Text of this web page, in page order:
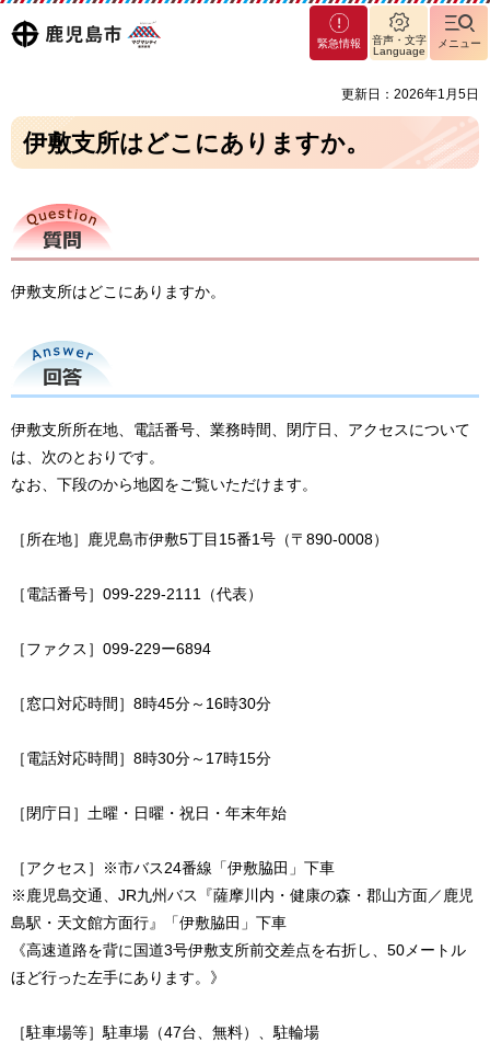
鹿児島
マグ
マシ
緊急情報
音声・文字
Language
メニュー
更新日：2026年1月5日
伊敷支所はどこにありますか。
質問
伊敷支所はどこにありますか。
回答
伊敷支所所在地、電話番号、業務時間、閉庁日、アクセスについて
は、次のとおりです。
なお、下段のから地図をご覧いただけます。
［所在地］鹿児島市伊敷5丁目15番1号（〒890-0008）
［電話番号］099-229-2111（代表）
［ファクス］099-229ー6894
［窓口対応時間］8時45分～16時30分
［電話対応時間］8時30分～17時15分
［閉庁日］土曜・日曜・祝日・年末年始
［アクセス］※市バス24番線「伊敷脇田」下車
※鹿児島交通、JR九州バス『薩摩川内・健康の森・郡山方面／鹿児
島駅・天文館方面行』「伊敷脇田」下車
《高速道路を背に国道3号伊敷支所前交差点を右折し、50メートル
ほど行った左手にあります。》
［駐車場等］駐車場（47台、無料）、駐輪場